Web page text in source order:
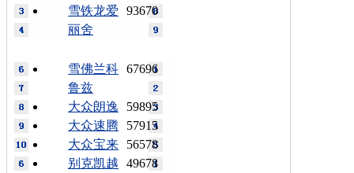
93670
雪铁龙爱
丽舍
67696
雪佛兰科
鲁兹
59895
大众朗逸
57915
大众速腾
56578
大众宝来
49678
别克凯越